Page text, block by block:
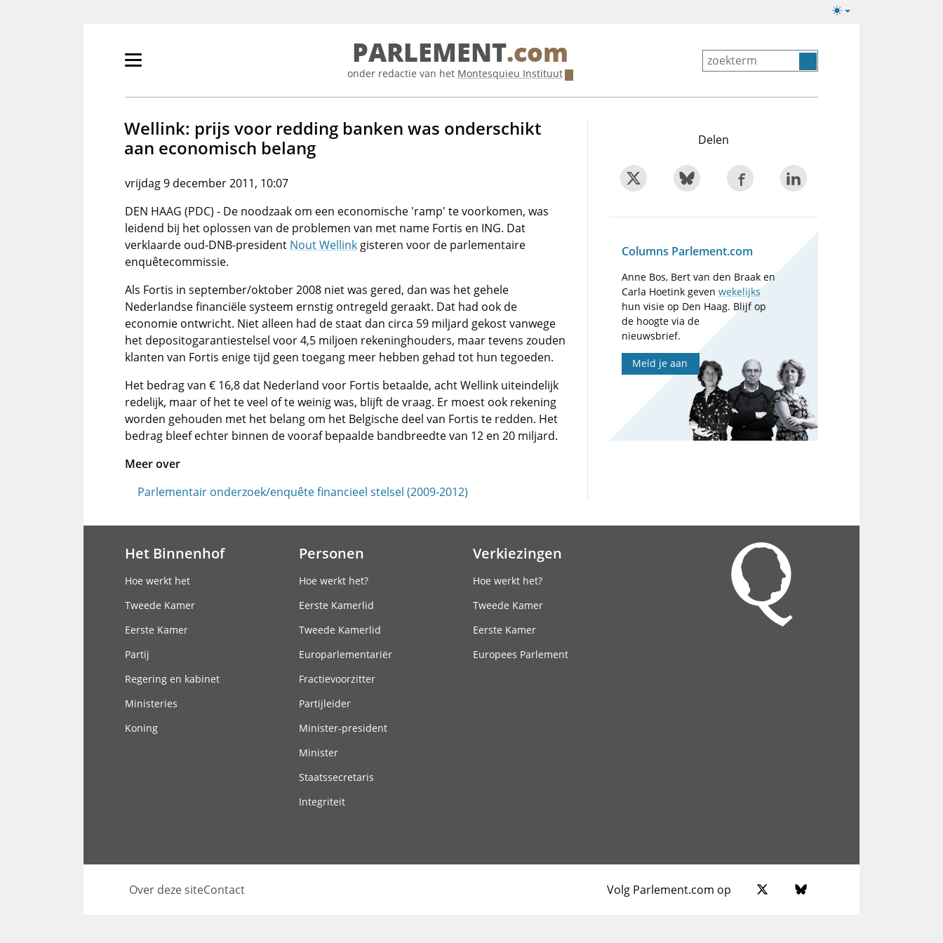
Lichte/donkere
Primair
tonen/verbergen
PARLEMENT.com
onder redactie van het Montesquieu Instituut
Wellink: prijs voor redding banken was onderschikt
aan economisch belang
vrijdag 9 december 2011, 10:07
DEN HAAG (PDC) - De noodzaak om een economische 'ramp' te voorkomen, was
leidend bij het oplossen van de problemen van met name Fortis en ING. Dat
verklaarde oud-DNB-president Nout Wellink gisteren voor de parlementaire
enquêtecommissie.
Als Fortis in september/oktober 2008 niet was gered, dan was het gehele
Nederlandse financiële systeem ernstig ontregeld geraakt. Dat had ook de
economie ontwricht. Niet alleen had de staat dan circa 59 miljard gekost vanwege
het depositogarantiestelsel voor 4,5 miljoen rekeninghouders, maar tevens zouden
klanten van Fortis enige tijd geen toegang meer hebben gehad tot hun tegoeden.
Het bedrag van € 16,8 dat Nederland voor Fortis betaalde, acht Wellink uiteindelijk
redelijk, maar of het te veel of te weinig was, blijft de vraag. Er moest ook rekening
worden gehouden met het belang om het Belgische deel van Fortis te redden. Het
bedrag bleef echter binnen de vooraf bepaalde bandbreedte van 12 en 20 miljard.
Meer over
Parlementair onderzoek/enquête financieel stelsel (2009-2012)
Delen
Columns Parlement.com
Anne Bos, Bert van den Braak en
Carla Hoetink gevenwekelijks
hun visie op Den Haag. Blijf op
de hoogte via de
nieuwsbrief.
Meld je aan
Het Binnenhof
Hoe werkt het
Tweede Kamer
Eerste Kamer
Partij
Regering en kabinet
Ministeries
Koning
Personen
Hoe werkt het?
Eerste Kamerlid
Tweede Kamerlid
Europarlementariër
Fractievoorzitter
Partijleider
Minister-president
Minister
Staatssecretaris
Integriteit
Verkiezingen
Hoe werkt het?
Tweede Kamer
Eerste Kamer
Europees Parlement
Over deze siteContact Volg Parlement.com op